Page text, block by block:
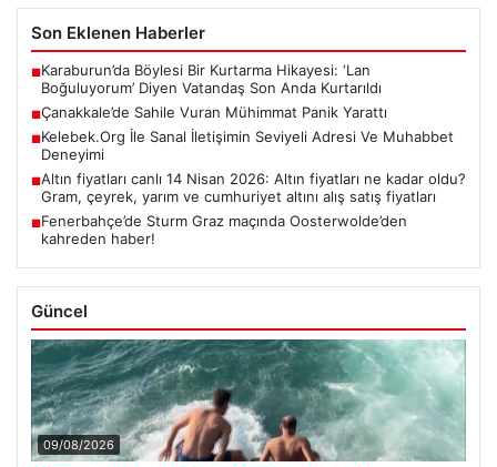
Son Eklenen Haberler
■Karaburun’da Böylesi Bir Kurtarma Hikayesi: ‘Lan
Boğuluyorum’ Diyen Vatandaş Son Anda Kurtarıldı
■Çanakkale’de Sahile Vuran Mühimmat Panik Yarattı
■Kelebek.Org İle Sanal İletişimin Seviyeli Adresi Ve Muhabbet
Deneyimi
■Altın fiyatları canlı 14 Nisan 2026: Altın fiyatları ne kadar oldu?
Gram, çeyrek, yarım ve cumhuriyet altını alış satış fiyatları
■Fenerbahçe’de Sturm Graz maçında Oosterwolde’den
kahreden haber!
Güncel
09/08/2026